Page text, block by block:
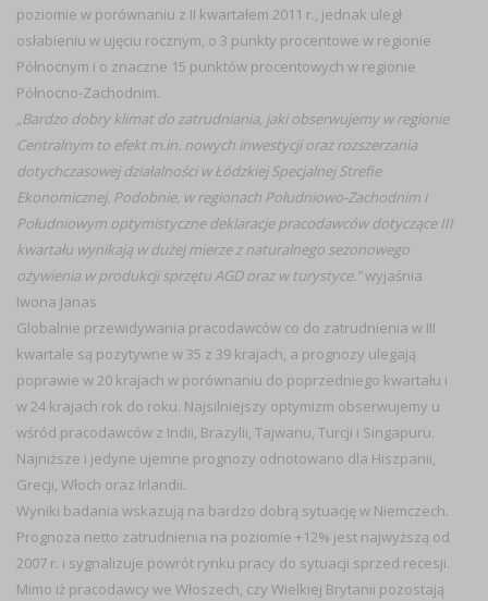
poziomie w porównaniu z II kwartałem 2011 r., jednak uległ
osłabieniu w ujęciu rocznym, o 3 punkty procentowe w regionie
Północnym i o znaczne 15 punktów procentowych w regionie
Północno-Zachodnim.
„Bardzo dobry klimat do zatrudniania, jaki obserwujemy w regionie
Centralnym to efekt m.in. nowych inwestycji oraz rozszerzania
dotychczasowej działalności w Łódzkiej Specjalnej Strefie
Ekonomicznej. Podobnie, w regionach Południowo-Zachodnim i
Południowym optymistyczne deklaracje pracodawców dotyczące III
kwartału wynikają w dużej mierze z naturalnego sezonowego
ożywienia w produkcji sprzętu AGD oraz w turystyce.”wyjaśnia
Iwona Janas
Globalnie przewidywania pracodawców co do zatrudnienia w III
kwartale są pozytywne w 35 z 39 krajach, a prognozy ulegają
poprawie w 20 krajach w porównaniu do poprzedniego kwartału i
w 24 krajach rok do roku. Najsilniejszy optymizm obserwujemy u
wśród pracodawców z Indii, Brazylii, Tajwanu, Turcji i Singapuru.
Najniższe i jedyne ujemne prognozy odnotowano dla Hiszpanii,
Grecji, Włoch oraz Irlandii.
Wyniki badania wskazują na bardzo dobrą sytuację w Niemczech.
Prognoza netto zatrudnienia na poziomie +12% jest najwyższą od
2007 r. i sygnalizuje powrót rynku pracy do sytuacji sprzed recesji.
Mimo iż pracodawcy we Włoszech, czy Wielkiej Brytanii pozostają